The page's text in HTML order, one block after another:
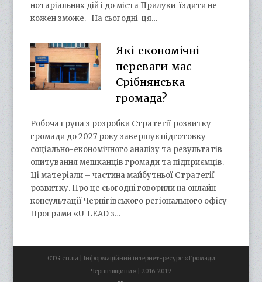
нотаріальних дій і до міста Прилуки їздити не
кожен зможе. На сьогодні ця…
Які економічні
переваги має
Срібнянська
громада?
Робоча група з розробки Стратегії розвитку
громади до 2027 року завершує підготовку
соціально-економічного аналізу та результатів
опитування мешканців громади та підприємців.
Ці матеріали – частина майбутньої Стратегії
розвитку. Про це сьогодні говорили на онлайн
консультації Чернігівського регіонального офісу
Програми «U-LEAD з…
OTG.cn.ua | Інформаційний інтернет-ресурс «Громади
Чернігівщини» | 2016-2019